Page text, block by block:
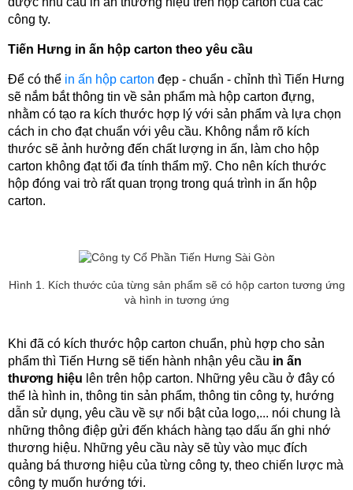
công ty.
Tiến Hưng in ấn hộp carton theo yêu cầu
Để có thể in ấn hộp carton đẹp - chuẩn - chỉnh thì Tiến Hưng
sẽ nắm bắt thông tin về sản phẩm mà hộp carton đựng,
nhằm có tạo ra kích thước hợp lý với sản phẩm và lựa chọn
cách in cho đạt chuẩn với yêu cầu. Không nắm rõ kích
thước sẽ ảnh hưởng đến chất lượng in ấn, làm cho hộp
carton không đạt tối đa tính thẩm mỹ. Cho nên kích thước
hộp đóng vai trò rất quan trọng trong quá trình in ấn hộp
carton.
Hình 1. Kích thước của từng sản phẩm sẽ có hộp carton tương ứng
và hình in tương ứng
Khi đã có kích thước hộp carton chuẩn, phù hợp cho sản
phẩm thì Tiến Hưng sẽ tiến hành nhận yêu cầu in ấn
thương hiệu lên trên hộp carton. Những yêu cầu ở đây có
thể là hình in, thông tin sản phẩm, thông tin công ty, hướng
dẫn sử dụng, yêu cầu về sự nổi bật của logo,... nói chung là
những thông điệp gửi đến khách hàng tạo dấu ấn ghi nhớ
thương hiệu. Những yêu cầu này sẽ tùy vào mục đích
quảng bá thương hiệu của từng công ty, theo chiến lược mà
công ty muốn hướng tới.